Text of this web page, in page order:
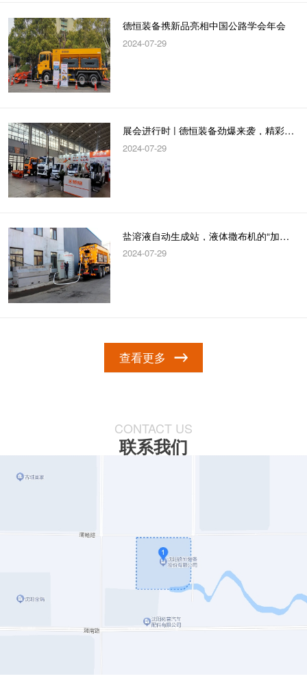
德恒装备携新品亮相中国公路学会年会
2024-07-29
展会进行时 | 德恒装备劲爆来袭，精彩不容错过！
2024-07-29
盐溶液自动生成站，液体撒布机的“加油站”
2024-07-29
查看更多
CONTACT US
联系我们